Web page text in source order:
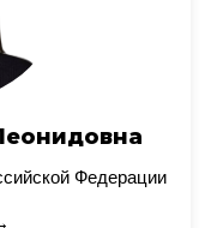
Федерации